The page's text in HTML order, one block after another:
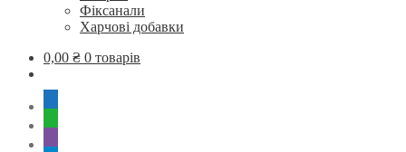
Фіксанали
Харчові добавки
0,00 ₴ 0 товарів